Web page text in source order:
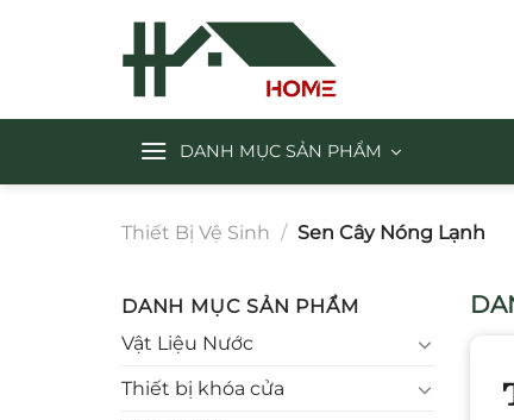
DANH MỤC SẢN PHẨM
Thiết Bị Vệ Sinh / Sen Cây Nóng Lạnh
DANH MỤC SẢN PHẨM
Vật Liệu Nước
Thiết bị khóa cửa